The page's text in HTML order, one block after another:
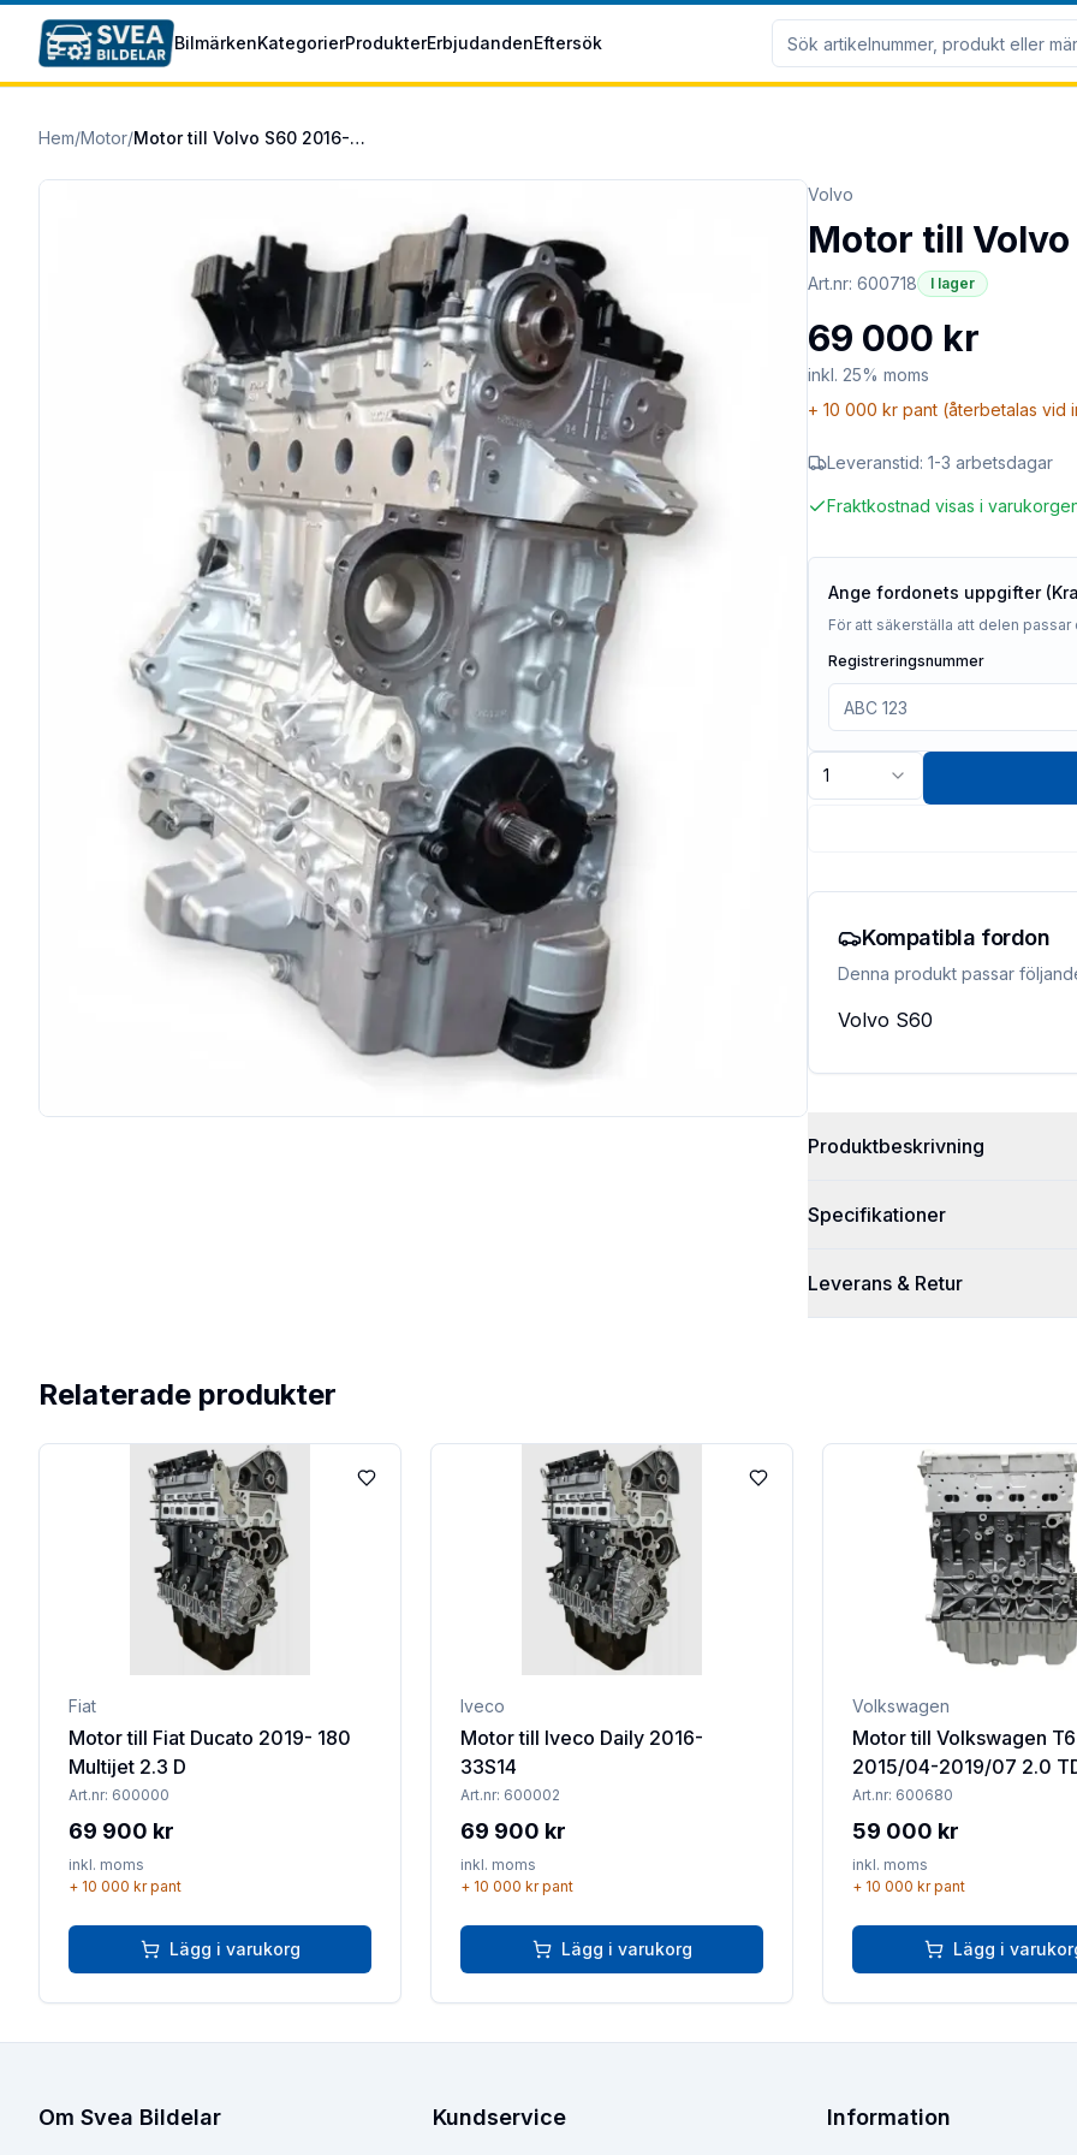
Hoppa till huvudinnehåll
BilmärkenKategorierProdukterErbjudandenEftersök
Hem/Motor/ Motor till Volvo S60 2016-2018 D4204T14
Volvo
Motor till
Art.nr: 600718 I lager
69 000 kr
inkl. 25% moms
+ 10 000 kr pant (återbetalas vid
Leveranstid: 1-3 arbetsdagar
Fraktkostnad visas i
Ange fordonets uppgifter
För att säkerställa att delen
Registreringsnummer
1
Kompatibla fordon
Denna produkt passar
Volvo S60
Produktbeskrivning
Specifikationer
Leverans & Retur
Relaterade produkter
Lägg till i favoriter
Fiat
Motor till Fiat Ducato 2019- 180
Multijet 2.3 D
Art.nr: 600000
69 900 kr
inkl. moms
+ 10 000 krpant
Lägg i varukorg
Lägg till i favoriter
Iveco
Motor till Iveco Daily 2016-
33S14
Art.nr: 600002
69 900 kr
inkl. moms
+ 10 000 krpant
Lägg i varukorg
Volkswagen
Motor till Volkswagen T6
2015/04-2019/07 2.0
Art.nr: 600680
59 000 kr
inkl. moms
+ 10 000 krpant
Lägg i
Om Svea Bildelar Kundservice Information